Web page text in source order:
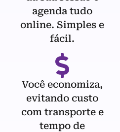
agenda tudo
online. Simples e
fácil.
Você economiza,
evitando custo
com transporte e
tempo de